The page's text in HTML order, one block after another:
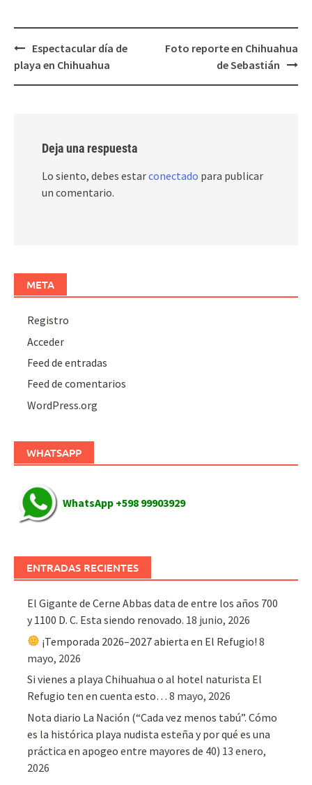
Post
navigation
Espectacular día de
playa en Chihuahua
Foto reporte en Chihuahua
de Sebastián
Deja una respuesta
Lo siento, debes estarconectado para publicar
un comentario.
META
Registro
Acceder
Feed de entradas
Feed de comentarios
WordPress.org
WHATSAPP
WhatsApp +598 99903929
ENTRADAS RECIENTES
El Gigante de Cerne Abbas data de entre los años 700
y 1100 D. C. Esta siendo renovado. 18 junio, 2026
¡Temporada 2026–2027 abierta en El Refugio! 8
mayo, 2026
Si vienes a playa Chihuahua o al hotel naturista El
Refugio ten en cuenta esto… 8 mayo, 2026
Nota diario La Nación (“Cada vez menos tabú”. Cómo
es la histórica playa nudista esteña y por qué es una
práctica en apogeo entre mayores de 40) 13 enero,
2026